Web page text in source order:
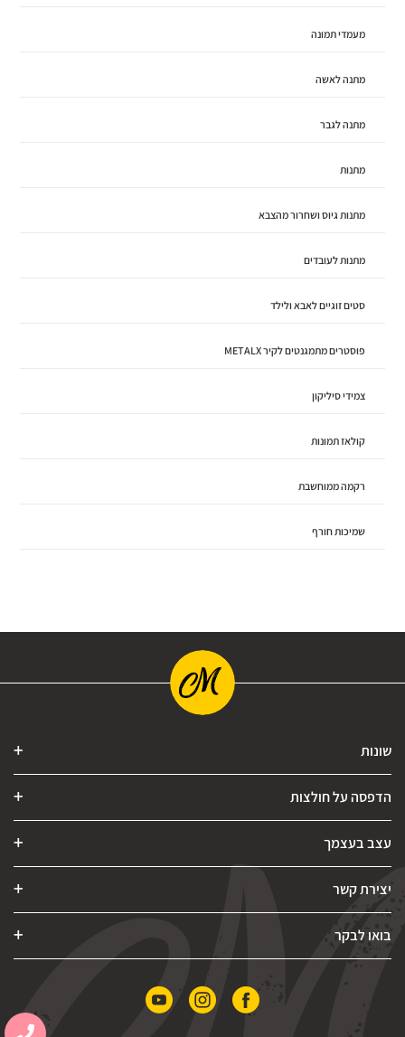
מעמדי תמונה
מתנה לאשה
מתנה לגבר
מתנות
מתנות גיוס ושחרור מהצבא
מתנות לעובדים
סטים זוגיים לאבא ולילד
פוסטרים מתמגנטים לקיר METALX
צמידי סיליקון
קולאז תמונות
רקמה ממוחשבת
שמיכות חורף
שונות
הדפסה על חולצות
עצב בעצמך
יצירת קשר
בואו לבקר